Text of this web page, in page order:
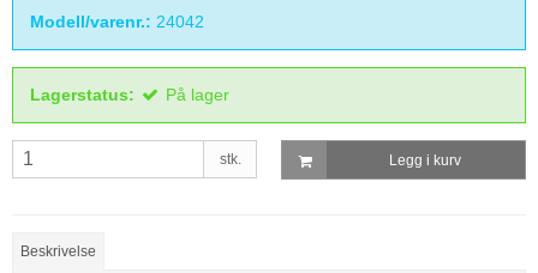
Modell/varenr.: 24042
Lagerstatus: På lager
stk. Legg i kurv
Beskrivelse